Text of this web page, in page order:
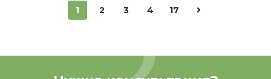
1 2 3 4 17